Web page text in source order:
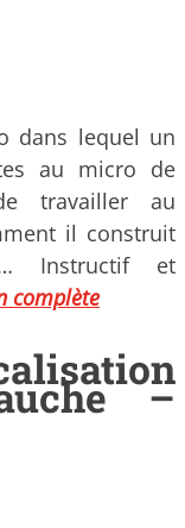
dans lequel un
au micro de
travailler au
il construit
Instructif et
complète
–